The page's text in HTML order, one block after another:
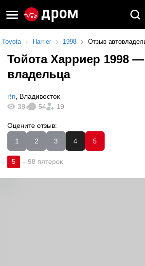
Toyota Harrier 1998 Отзыв
Тойота Харриер 1998 —
владельца
r!n
Владивосток
38к
54 19
Оцените отзыв:
1
2 3 4 5
5 – 98 пятерок